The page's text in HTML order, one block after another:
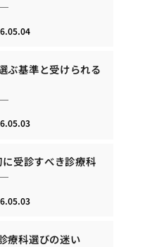
ぶ基準と受けられる
受診すべき診療科
療科選びの迷い